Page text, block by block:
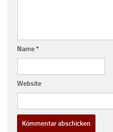
Name*
Website